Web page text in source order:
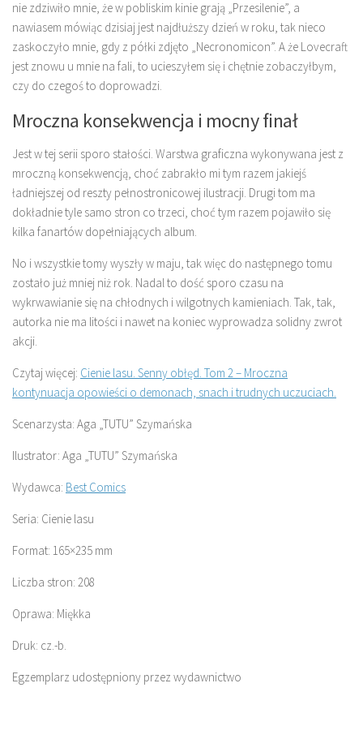
nie zdziwiło mnie, że w pobliskim kinie grają „Przesilenie”, a
nawiasem mówiąc dzisiaj jest najdłuższy dzień w roku, tak nieco
zaskoczyło mnie, gdy z półki zdjęto „Necronomicon”. A że Lovecraft
jest znowu u mnie na fali, to ucieszyłem się i chętnie zobaczyłbym,
czy do czegoś to doprowadzi.
Mroczna konsekwencja i mocny finał
Jest w tej serii sporo stałości. Warstwa graficzna wykonywana jest z
mroczną konsekwencją, choć zabrakło mi tym razem jakiejś
ładniejszej od reszty pełnostronicowej ilustracji. Drugi tom ma
dokładnie tyle samo stron co trzeci, choć tym razem pojawiło się
kilka fanartów dopełniających album.
No i wszystkie tomy wyszły w maju, tak więc do następnego tomu
zostało już mniej niż rok. Nadal to dość sporo czasu na
wykrwawianie się na chłodnych i wilgotnych kamieniach. Tak, tak,
autorka nie ma litości i nawet na koniec wyprowadza solidny zwrot
akcji.
Czytaj więcej: Cienie lasu. Senny obłęd. Tom 2 – Mroczna
kontynuacja opowieści o demonach, snach i trudnych uczuciach.
Scenarzysta: Aga „TUTU” Szymańska
Ilustrator: Aga „TUTU” Szymańska
Wydawca: Best Comics
Seria: Cienie lasu
Format: 165×235 mm
Liczba stron: 208
Oprawa: Miękka
Druk: cz.-b.
Egzemplarz udostępniony przez wydawnictwo